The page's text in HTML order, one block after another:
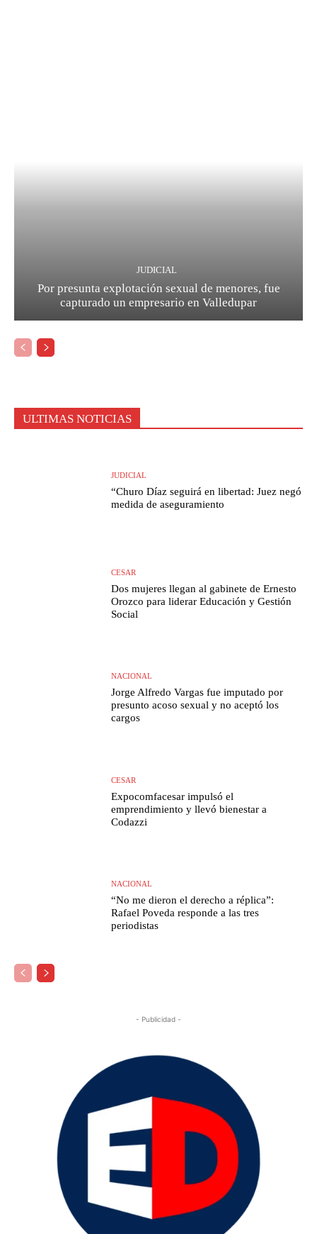
JUDICIAL
Por presunta explotación sexual de menores, fue
capturado un empresario en Valledupar
ULTIMAS NOTICIAS
JUDICIAL
“Churo Díaz seguirá en libertad: Juez negó
medida de aseguramiento
CESAR
Dos mujeres llegan al gabinete de Ernesto
Orozco para liderar Educación y Gestión
Social
NACIONAL
Jorge Alfredo Vargas fue imputado por
presunto acoso sexual y no aceptó los
cargos
CESAR
Expocomfacesar impulsó el
emprendimiento y llevó bienestar a
Codazzi
NACIONAL
“No me dieron el derecho a réplica”:
Rafael Poveda responde a las tres
periodistas
- Publicidad -